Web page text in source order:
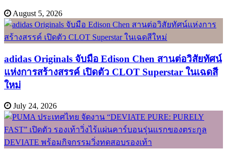
August 5, 2026
adidas Originals จับมือ Edison Chen สานต่อวิสัยทัศน์
แห่งการสร้างสรรค์ เปิดตัว CLOT Superstar ในเฉดสี
ใหม่
July 24, 2026